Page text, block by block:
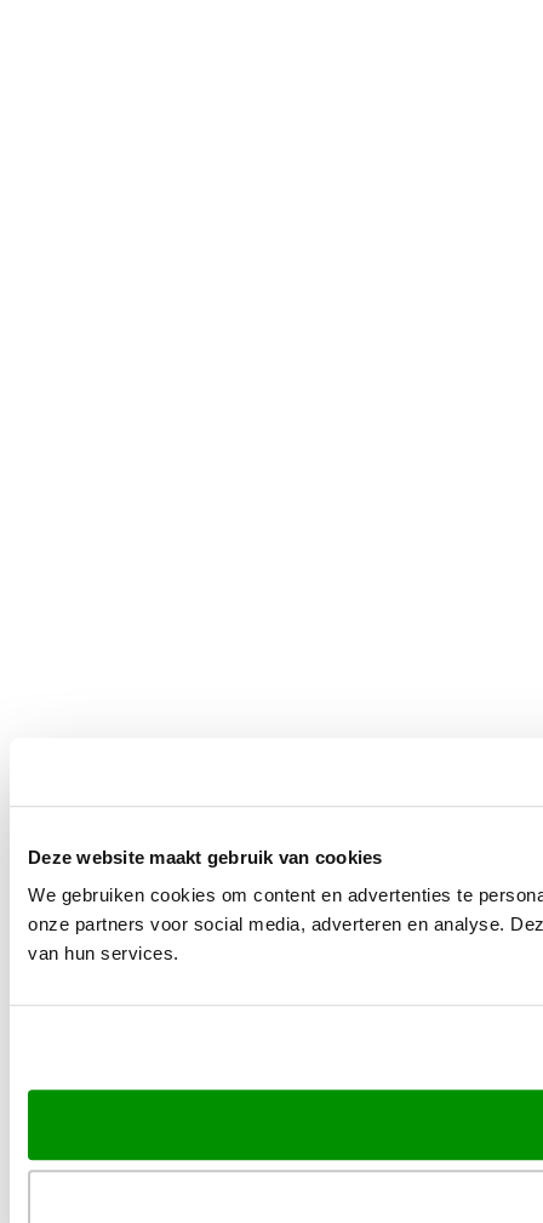
Deze website maakt gebruik van cookies
We gebruiken cookies om content en advertenties te
onze partners voor social media, adverteren en analyse.
van hun services.